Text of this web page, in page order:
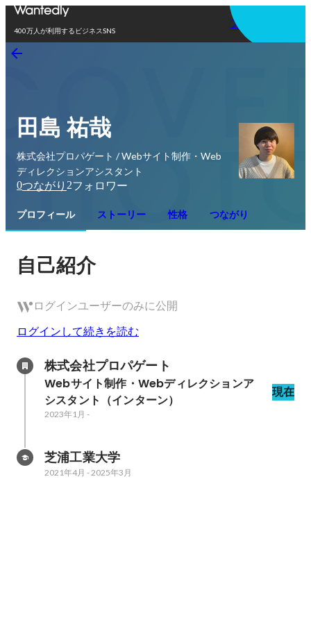
400万人が利用するビジネスSNS
アプリを使う
田島 祐哉
株式会社プロパゲート / Webサイト制作・Web
ディレクションアシスタント
0つながり 2フォロワー
プロフィール ストーリー 性格 つながり
自己紹介
ログインユーザーのみに公開
ログインして続きを読む
株式会社プロパゲート
Webサイト制作・Webディレクションア
シスタント（インターン）
現在
2023年1月 -
芝浦工業大学
2021年4月 -2025年3月